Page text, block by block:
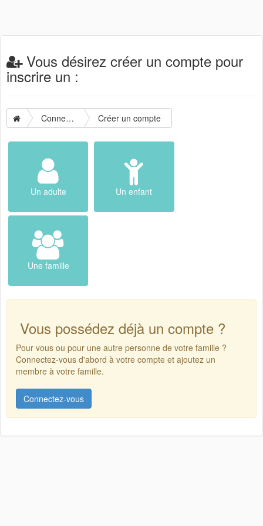
Vous désirez créer un compte pour
inscrire un :
Connexion Créer un compte
Un adulte Un enfant
Une famille
Vous possédez déjà un compte ?
Pour vous ou pour une autre personne de votre famille ?
Connectez-vous d'abord à votre compte et ajoutez un
membre à votre famille.
Connectez-vous